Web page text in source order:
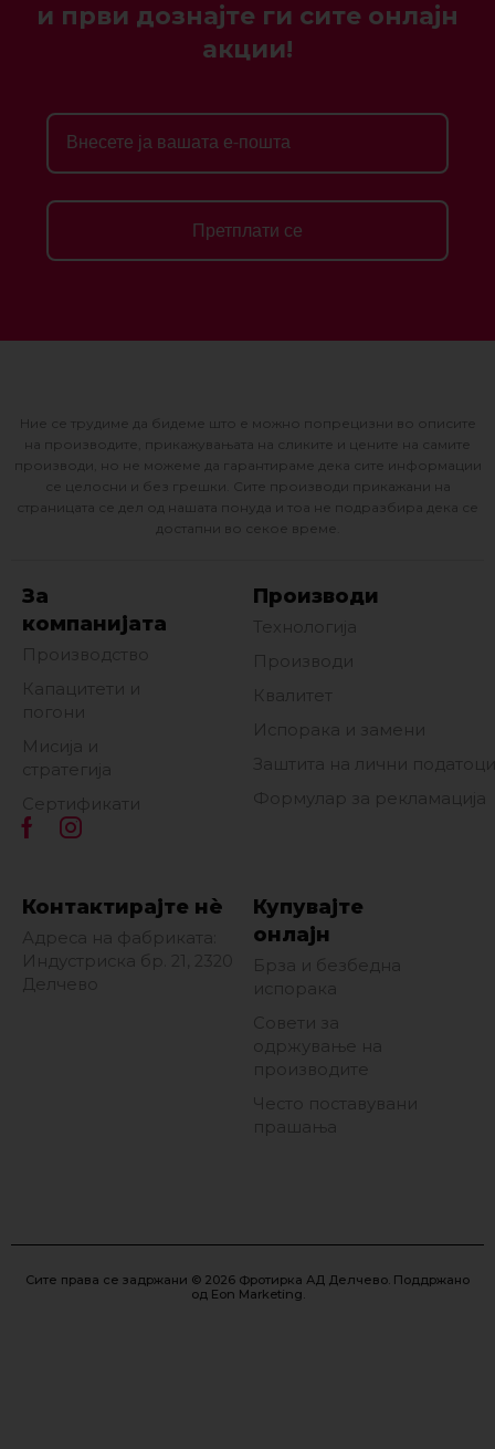
и први дознајте ги сите онлајн
акции!
Претплати се
Ние се трудиме да бидеме што е можно попрецизни во описите
на производите, прикажувањата на сликите и цените на самите
производи, но не можеме да гарантираме дека сите информации
се целосни и без грешки. Сите производи прикажани на
страницата се дел од нашата понуда и тоа не подразбира дека се
достапни во секое време.
За
компанијата
Производство
Капацитети и
погони
Мисија и
стратегија
Сертификати
Производи
Технологија
Производи
Квалитет
Испорака и замени
Заштита на лични податоци
Формулар за рекламација
Контактирајте нè
Адреса на фабриката:
Индустриска бр. 21, 2320
Делчево
Купувајте
онлајн
Брза и безбедна
испорака
Совети за
одржување на
производите
Често поставувани
прашања
Сите права се задржани © 2026 Фротирка АД Делчево. Поддржано
од Eon Marketing